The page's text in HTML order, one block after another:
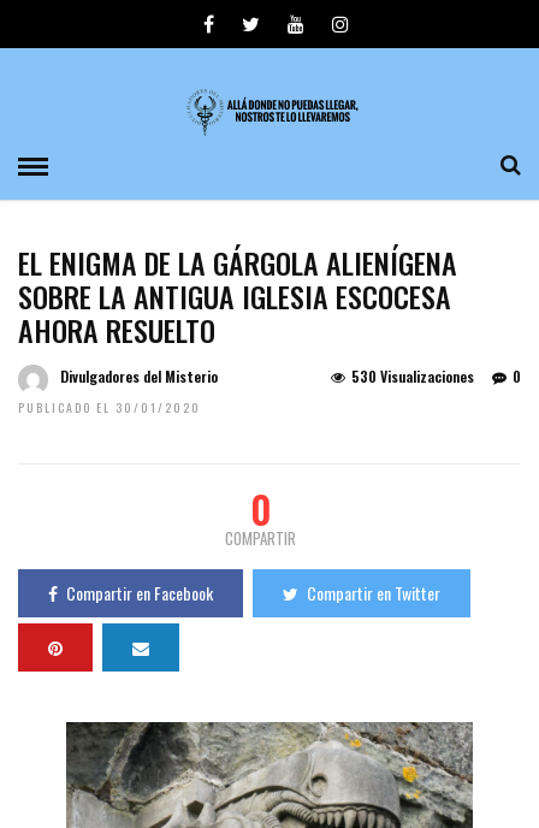
EL ENIGMA DE LA GÁRGOLA ALIENÍGENA
SOBRE LA ANTIGUA IGLESIA ESCOCESA
AHORA RESUELTO
Divulgadores del Misterio
PUBLICADO EL 30/01/2020
0
530 Visualizaciones
0
COMPARTIR
Compartir en Facebook Compartir en Twitter